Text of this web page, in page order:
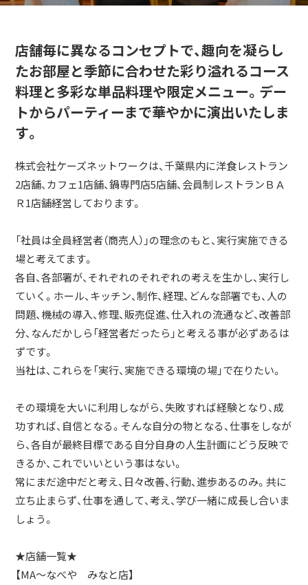
店舗毎に異なるコンセプトで、趣向を凝らし
たお部屋と季節に合わせた彩り溢れるコース
料理と多彩な単品料理や限定メニュー。デー
トからパーティーまで華やかに演出いたしま
す。
株式会社ケーズネットワークは、千葉県内に洋食レストラン
2店舗、カフェ1店舗、鍋専門店5店舗、会員制レストランＢＡ
Ｒ1店舗経営しております。
「社員は全員経営者（商売人）」の理念のもと、実行実施できる
場と考えてます。
各自、各部署が、それぞれのそれぞれの考えを生かし、実行し
ていく。ホール、キッチン、制作、経理、どんな部署でも、人の
問題、機械の導入、修理、販売促進、仕入れの流通など、改善部
分、なんだかしら「経営者だったら」と考える事が必ずあるは
ずです。
当社は、これらを「実行、実施できる環境の場」で在りたい。
その環境を大いに利用しながら、失敗すれば経験となり、成
功すれば、自信となる。そんな自分の物となる、仕事をしなが
ら、各自が最終目標である自分自身の人生計画にどう反映で
きるか、これでいいという事はない。
常にまだ途中だと考え、日々改善、行動、進歩あるのみ。共に
立ち止まらず、仕事を通して、考え、学び一緒に成長し合いま
しょう。
★店舗一覧★
【MA～なべや みなと店】